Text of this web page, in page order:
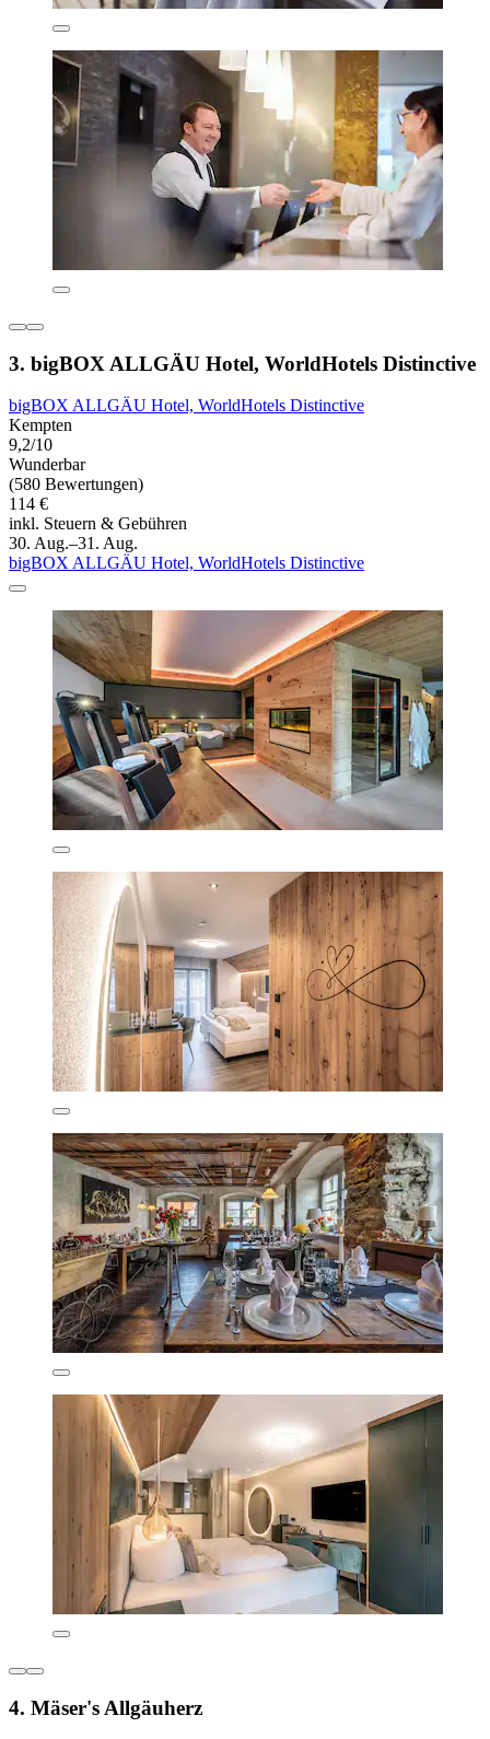
3. bigBOX ALLGÄU Hotel, WorldHotels Distinctive
bigBOX ALLGÄU Hotel, WorldHotels Distinctive
Kempten
9,2/10
Wunderbar
(580 Bewertungen)
114 €
inkl. Steuern & Gebühren
30. Aug.–31. Aug.
bigBOX ALLGÄU Hotel, WorldHotels Distinctive
4. Mäser's Allgäuherz